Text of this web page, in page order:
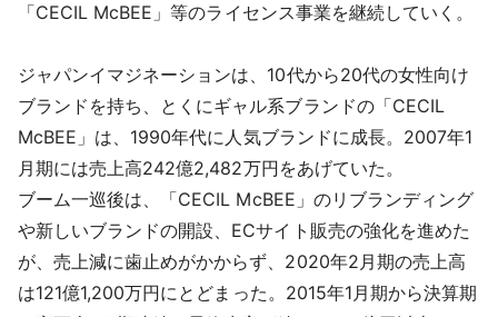
「CECIL McBEE」等のライセンス事業を継続していく。
ジャパンイマジネーションは、10代から20代の女性向け
ブランドを持ち、とくにギャル系ブランドの「CECIL
McBEE」は、1990年代に人気ブランドに成長。2007年1
月期には売上高242億2,482万円をあげていた。
ブーム一巡後は、「CECIL McBEE」のリブランディング
や新しいブランドの開設、ECサイト販売の強化を進めた
が、売上減に歯止めがかからず、2020年2月期の売上高
は121億1,200万円にとどまった。2015年1月期から決算期